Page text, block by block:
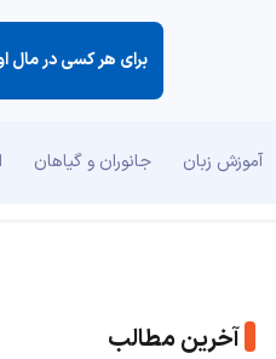
برای هر كسی در مال
آموزش زبان جانوران و گیاهان
آخرین مطالب